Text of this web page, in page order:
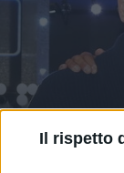
Il rispetto